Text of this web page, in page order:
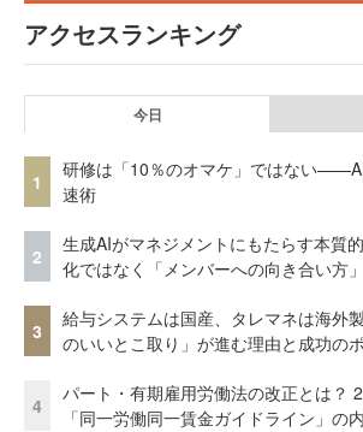
アクセスランキング
今日
1
研修は「10％のオマケ」ではない
速術
2
生成AIがマネジメントにもたらす本質
化ではなく「メンバーへの向き合い方」
3
給与システムは国産、タレマネは海
のいいとこ取り」が進む理由と成功の
4
パート・有期雇用労働法の改正とは？
「同一労働同一賃金ガイドライン」の